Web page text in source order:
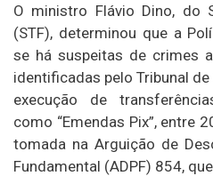
O ministro Flávio Dino, do
(STF), determinou que a
se há suspeitas de crimes
identificadas pelo Tribunal
execução de
como “Emendas Pix”, entre
tomada na Arguição de
Fundamental (ADPF) 854,